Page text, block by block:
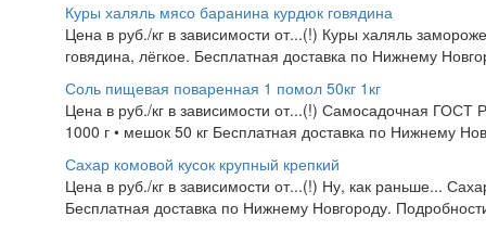
Куры халяль мясо баранина курдюк говядина
Цена в руб./кг в зависимости от...(!) Куры халяль
говядина, лёгкое. Бесплатная доставка по Нижнему
Соль пищевая поваренная 1 помол 50кг 1кг
Цена в руб./кг в зависимости от...(!) Самосадочная
1000 г • мешок 50 кг Бесплатная доставка по Нижнему
Сахар комовой кусок крупный крепкий
Цена в руб./кг в зависимости от...(!) Ну, как раньше...
Бесплатная доставка по Нижнему Новгороду.